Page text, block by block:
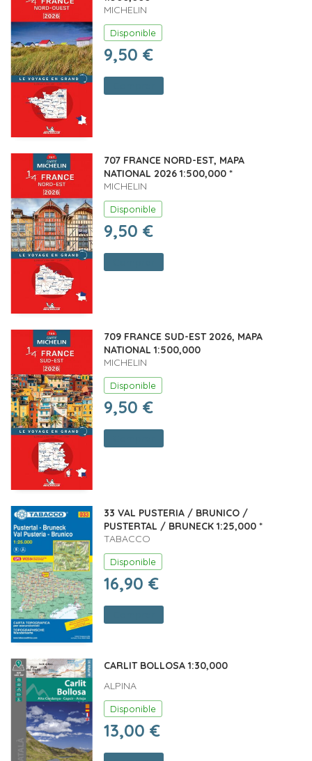
MICHELIN
Disponible
9,50 €
707 FRANCE NORD-EST, MAPA
NATIONAL 2026 1:500,000 *
MICHELIN
Disponible
9,50 €
709 FRANCE SUD-EST 2026, MAPA
NATIONAL 1:500,000
MICHELIN
Disponible
9,50 €
33 VAL PUSTERIA / BRUNICO /
PUSTERTAL / BRUNECK 1:25,000 *
TABACCO
Disponible
16,90 €
CARLIT BOLLOSA 1:30,000
ALPINA
Disponible
13,00 €